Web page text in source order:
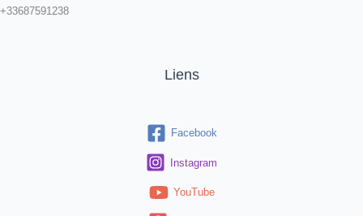
+33687591238
Liens
Facebook
Instagram
YouTube